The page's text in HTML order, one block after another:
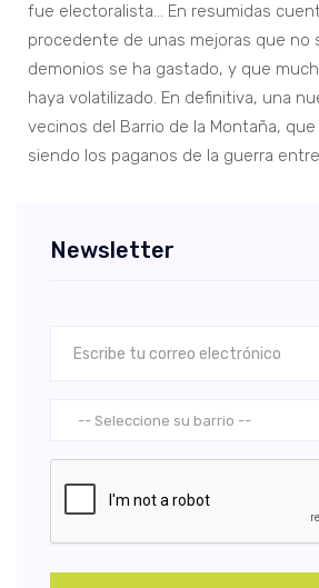
fue electoralista… En resumidas
procedente de unas mejoras que no
demonios se ha gastado, y que
haya volatilizado. En definitiva, una
vecinos del Barrio de la Montaña,
siendo los paganos de la guerra
Newsletter